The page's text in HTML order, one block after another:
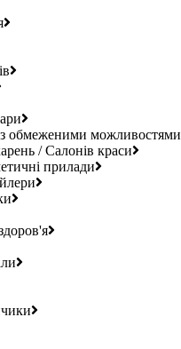
обмеженими можливостями
/ Салонів краси
прилади